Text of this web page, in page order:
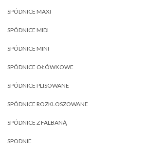
SPÓDNICE MAXI
SPÓDNICE MIDI
SPÓDNICE MINI
SPÓDNICE OŁÓWKOWE
SPÓDNICE PLISOWANE
SPÓDNICE ROZKLOSZOWANE
SPÓDNICE Z FALBANĄ
SPODNIE